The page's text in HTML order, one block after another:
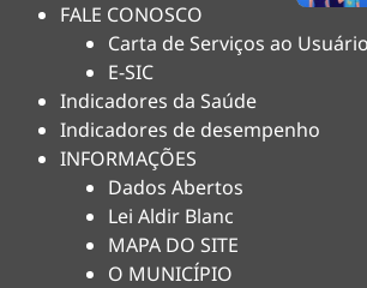
FALE CONOSCO
Carta de Serviços ao Usuário
E-SIC
Indicadores da Saúde
Indicadores de desempenho
INFORMAÇÕES
Dados Abertos
Lei Aldir Blanc
MAPA DO SITE
O MUNICÍPIO